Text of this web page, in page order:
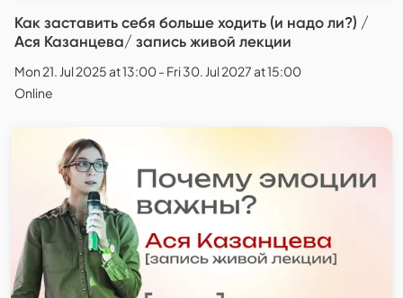
Как заставить себя больше ходить (и надо ли?) /
Ася Казанцева/ запись живой лекции
Mon 21. Jul 2025 at 13:00 - Fri 30. Jul 2027 at 15:00
Online